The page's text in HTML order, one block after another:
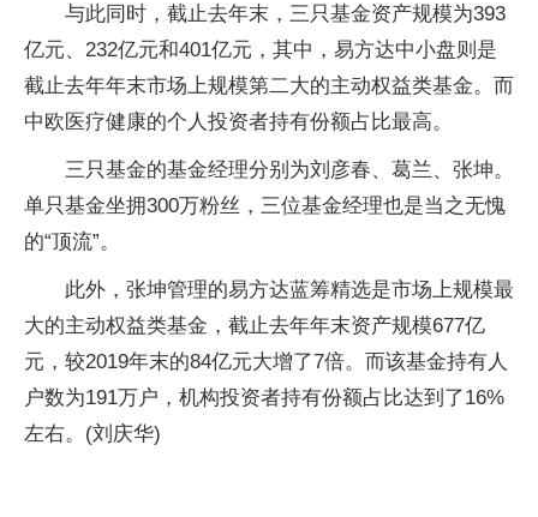
与此同时，截止去年末，三只基金资产规模为393
亿元、232亿元和401亿元，其中，易方达中小盘则是
截止去年年末市场上规模第二大的主动权益类基金。而
中欧医疗健康的个人投资者持有份额占比最高。
三只基金的基金经理分别为刘彦春、葛兰、张坤。
单只基金坐拥300万粉丝，三位基金经理也是当之无愧
的“顶流”。
此外，张坤管理的易方达蓝筹精选是市场上规模最
大的主动权益类基金，截止去年年末资产规模677亿
元，较2019年末的84亿元大增了7倍。而该基金持有人
户数为191万户，机构投资者持有份额占比达到了16%
左右。(刘庆华)